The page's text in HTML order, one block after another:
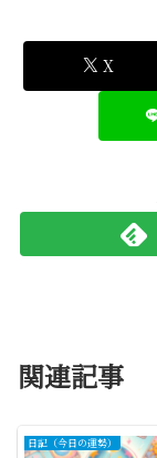
X
関連記事
日記（今日の運勢）